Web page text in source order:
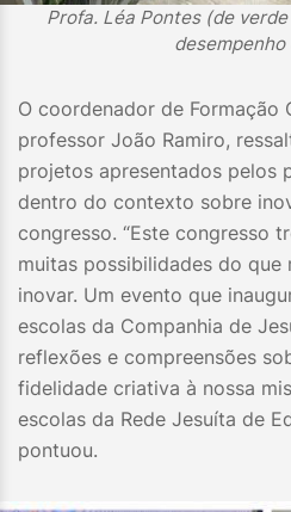
Profa. Léa Pontes (de
O coordenador de Formação
professor João Ramiro,
projetos apresentados pelos
dentro do contexto sobre
congresso. “Este congresso
muitas possibilidades do que
inovar. Um evento que
escolas da Companhia de
reflexões e compreensões
fidelidade criativa à nossa
escolas da Rede Jesuíta de
pontuou.